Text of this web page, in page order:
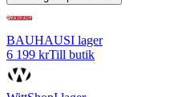
BAUHAUSI lager
6 199 krTill butik